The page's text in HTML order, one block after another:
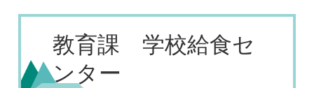
教育課 学校給食セ
ンター